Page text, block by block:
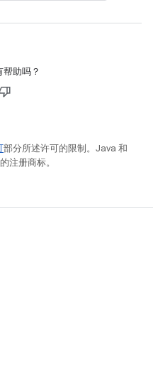
助吗？
部分所述许可的限制。Java 和
注册商标。